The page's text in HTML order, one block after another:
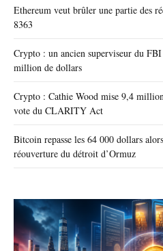
Ethereum veut brûler une partie des
8363
Crypto : un ancien superviseur du
million de dollars
Crypto : Cathie Wood mise 9,4
vote du CLARITY Act
Bitcoin repasse les 64 000 dollars
réouverture du détroit d’Ormuz